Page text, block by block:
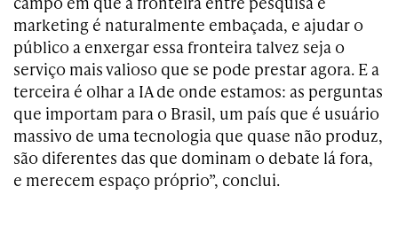
marketing é naturalmente embaçada, e ajudar o
público a enxergar essa fronteira talvez seja o
serviço mais valioso que se pode prestar agora. E a
terceira é olhar a IA de onde estamos: as perguntas
que importam para o Brasil, um país que é usuário
massivo de uma tecnologia que quase não produz,
são diferentes das que dominam o debate lá fora,
e merecem espaço próprio”, conclui.